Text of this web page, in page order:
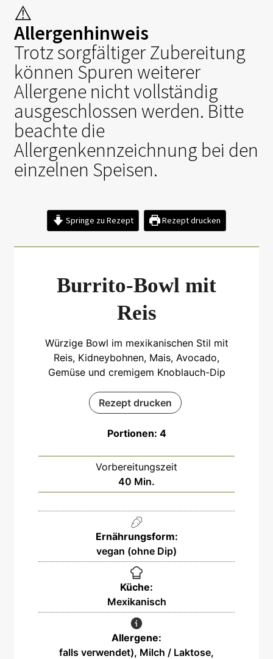
⚠️
Allergenhinweis
Trotz sorgfältiger Zubereitung
können Spuren weiterer
Allergene nicht vollständig
ausgeschlossen werden. Bitte
beachte die
Allergenkennzeichnung bei den
einzelnen Speisen.
Springe zu Rezept Rezept drucken
Burrito-Bowl mit
Reis
Würzige Bowl im mexikanischen Stil mit
Reis, Kidneybohnen, Mais, Avocado,
Gemüse und cremigem Knoblauch-Dip
Rezept drucken
Portionen: 4
Vorbereitungszeit
40 Min.
Ernährungsform:
vegan (ohne Dip)
Küche:
Mexikanisch
Allergene:
falls verwendet), Milch / Laktose,